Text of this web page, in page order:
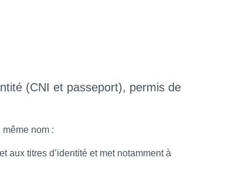
(CNI et passeport), permis de
même nom :
aux titres d’identité et met notamment à